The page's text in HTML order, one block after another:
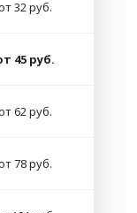
32 руб.
45 руб.
62 руб.
78 руб.